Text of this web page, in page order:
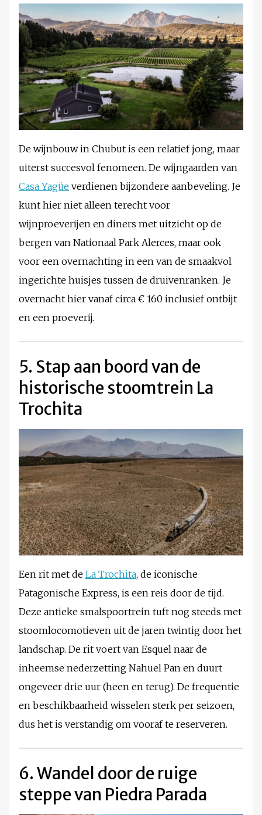
De wijnbouw in Chubut is een relatief jong, maar
uiterst succesvol fenomeen. De wijngaarden van
Casa Yagüe verdienen bijzondere aanbeveling. Je
kunt hier niet alleen terecht voor
wijnproeverijen en diners met uitzicht op de
bergen van Nationaal Park Alerces, maar ook
voor een overnachting in een van de smaakvol
ingerichte huisjes tussen de druivenranken. Je
overnacht hier vanaf circa € 160 inclusief ontbijt
en een proeverij.
5. Stap aan boord van de
historische stoomtrein La
Trochita
Een rit met de La Trochita, de iconische
Patagonische Express, is een reis door de tijd.
Deze antieke smalspoortrein tuft nog steeds met
stoomlocomotieven uit de jaren twintig door het
landschap. De rit voert van Esquel naar de
inheemse nederzetting Nahuel Pan en duurt
ongeveer drie uur (heen en terug). De frequentie
en beschikbaarheid wisselen sterk per seizoen,
dus het is verstandig om vooraf te reserveren.
6. Wandel door de ruige
steppe van Piedra Parada